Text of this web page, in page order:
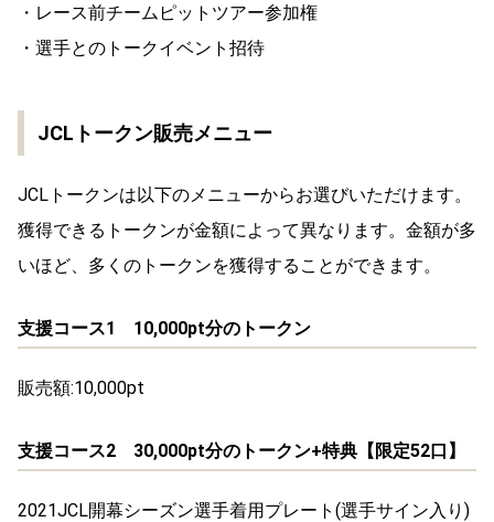
・レース前チームピットツアー参加権
・選手とのトークイベント招待
JCLトークン販売メニュー
JCLトークンは以下のメニューからお選びいただけます。
獲得できるトークンが金額によって異なります。金額が多
いほど、多くのトークンを獲得することができます。
支援コース1 10,000pt分のトークン
販売額:10,000pt
支援コース2 30,000pt分のトークン+特典【限定52口】
2021JCL開幕シーズン選手着用プレート(選手サイン入り)